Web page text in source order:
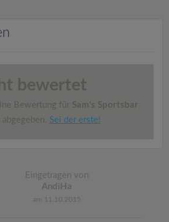
bewertet
Bewertung für Sam's Sportsbar
abgegeben. Sei der erste!
Eingetragen von
AndiHa
am 11.10.2015